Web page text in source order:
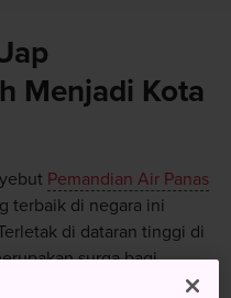
Menjadi Kota
Pemandian Air Panas
terbaik di negara ini
di dataran tinggi di
surga bagi